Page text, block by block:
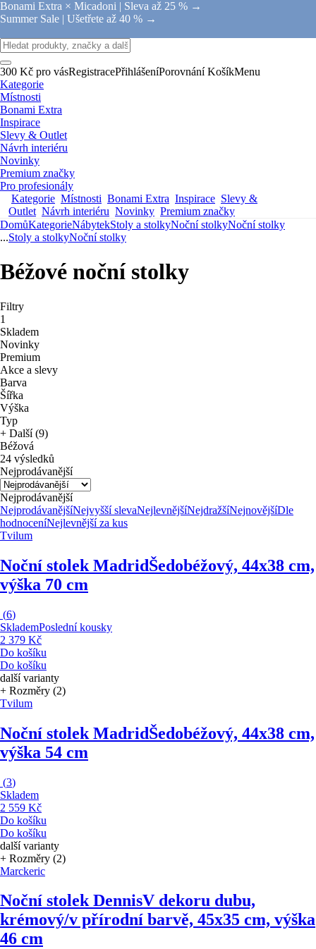
Bonami Extra × Micadoni | Sleva až 25 % →
Summer Sale | Ušetřete až 40 % →
300 Kč pro vásRegistracePřihlášeníPorovnání KošíkMenu
Kategorie
Místnosti
Bonami Extra
Inspirace
Slevy & Outlet
Návrh interiéru
Novinky
Premium značky
Pro profesionály
Kategorie Místnosti Bonami Extra Inspirace Slevy &
Outlet Návrh interiéru Novinky Premium značky
DomůKategorieNábytekStoly a stolkyNoční stolkyNoční stolky
...Stoly a stolkyNoční stolky
Béžové noční stolky
Filtry
1
Skladem
Novinky
Premium
Akce a slevy
Barva
Šířka
Výška
Typ
+ Další (9)
Béžová
24 výsledků
Nejprodávanější
Nejprodávanější
NejprodávanějšíNejvyšší slevaNejlevnějšíNejdražšíNejnovějšíDle
hodnoceníNejlevnější za kus
Tvilum
Noční stolek MadridŠedobéžový, 44x38 cm,
výška 70 cm
(6)
SklademPoslední kousky
2 379 Kč
Do košíku
Do košíku
další varianty
+ Rozměry (2)
Tvilum
Noční stolek MadridŠedobéžový, 44x38 cm,
výška 54 cm
(3)
Skladem
2 559 Kč
Do košíku
Do košíku
další varianty
+ Rozměry (2)
Marckeric
Noční stolek DennisV dekoru dubu,
krémový/v přírodní barvě, 45x35 cm, výška
46 cm